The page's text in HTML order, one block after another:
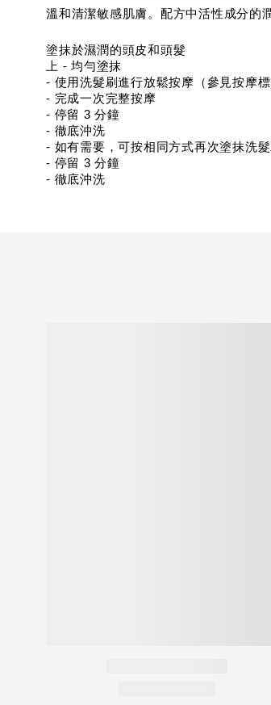
溫和清潔敏感肌膚。配方中活性成分的
塗抹於濕潤的頭皮和頭髮
上 - 均勻塗抹
- 使用洗髮刷進行放鬆按摩（參見按摩標
- 完成一次完整按摩
- 停留 3 分鐘
- 徹底沖洗
- 如有需要，可按相同方式再次塗抹洗髮
- 停留 3 分鐘
- 徹底沖洗